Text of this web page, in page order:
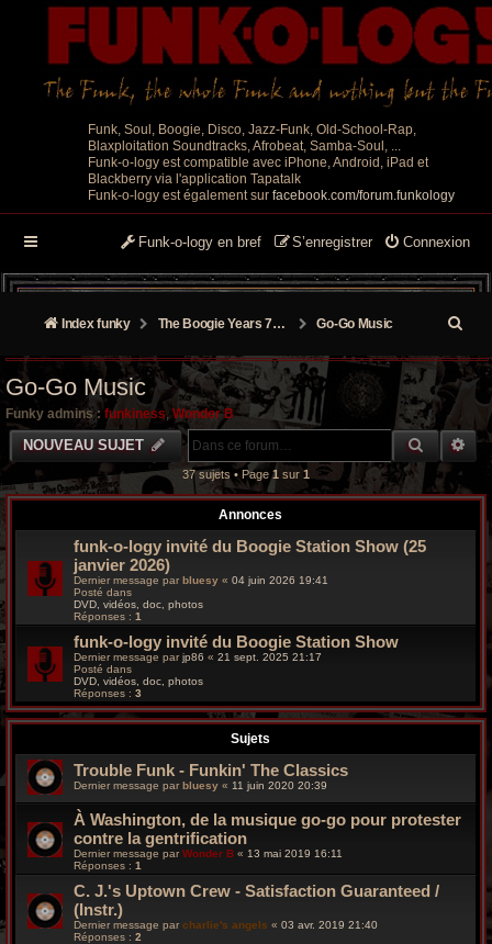
Funk, Soul, Boogie, Disco, Jazz-Funk, Old-School-Rap,
Blaxploitation Soundtracks, Afrobeat, Samba-Soul, ...
Funk-o-logy est compatible avec iPhone, Android, iPad et
Blackberry via l'application Tapatalk
Funk-o-logy est également sur facebook.com/forum.funkology
Connexion
S’enregistrer
Funk-o-logy en bref
Index funky The Boogie Years 70’s/80’s Go-Go Music
e
h
r
c
o
Go-Go Music
Funky admins : funkiness, Wonder B
NOUVEAU SUJET
37 sujets • Page 1 sur 1
Annonces
funk-o-logy invité du Boogie Station Show (25
janvier 2026)
Dernier message par bluesy « 04 juin 2026 19:41
Posté dans
DVD, vidéos, doc, photos
Réponses : 1
funk-o-logy invité du Boogie Station Show
Dernier message parjp86 « 21 sept. 2025 21:17
Posté dans
DVD, vidéos, doc, photos
Réponses : 3
Sujets
Trouble Funk - Funkin' The Classics
Dernier message par bluesy « 11 juin 2020 20:39
À Washington, de la musique go-go pour protester
contre la gentrification
Dernier message par Wonder B « 13 mai 2019 16:11
Réponses : 1
C. J.'s Uptown Crew - Satisfaction Guaranteed /
(Instr.)
Dernier message par charlie's angels « 03 avr. 2019 21:40
Réponses : 2